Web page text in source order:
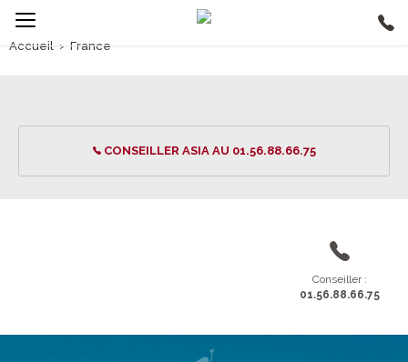
Accueil › France
CONSEILLER ASIA AU 01.56.88.66.75
Conseiller :
01.56.88.66.75